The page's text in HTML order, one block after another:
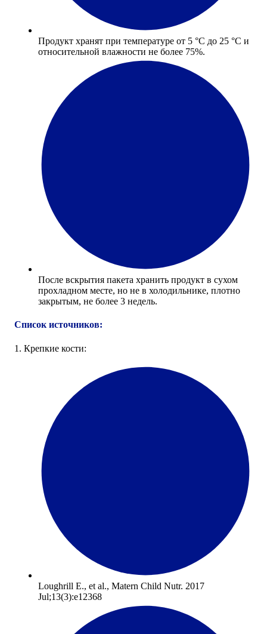
Продукт хранят при температуре от 5 °С до 25 °С и
относительной влажности не более 75%.
После вскрытия пакета хранить продукт в сухом
прохладном месте, но не в холодильнике, плотно
закрытым, не более 3 недель.
Список источников:
1. Крепкие кости:
Loughrill E., et al., Matern Child Nutr. 2017
Jul;13(3):e12368